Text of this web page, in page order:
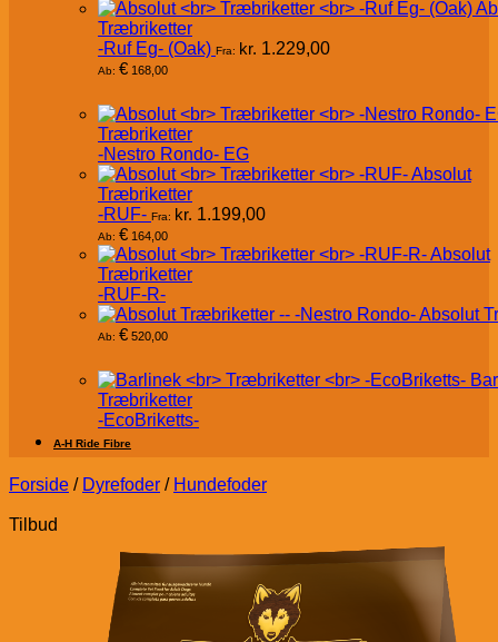
Træbriketter
-Ruf Eg- (Oak) Fra: kr. 1.229,00
Ab: € 168,00
Træbriketter
-Nestro Rondo- EG
Absolut
Træbriketter
-RUF- Fra: kr. 1.199,00
Ab: € 164,00
Absolut
Træbriketter
-RUF-R-
Absolut
Ab: € 520,00
Træbriketter
-EcoBriketts-
A-H Ride Fibre
Forside / Dyrefoder / Hundefoder
Tilbud